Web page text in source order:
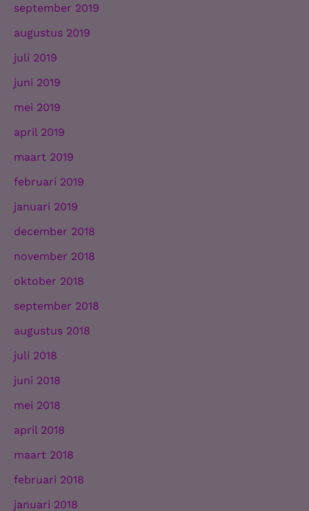
september 2019
augustus 2019
juli 2019
juni 2019
mei 2019
april 2019
maart 2019
februari 2019
januari 2019
december 2018
november 2018
oktober 2018
september 2018
augustus 2018
juli 2018
juni 2018
mei 2018
april 2018
maart 2018
februari 2018
januari 2018